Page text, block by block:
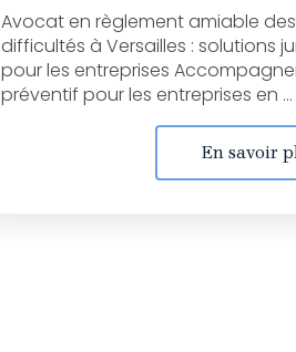
Avocat en règlement amiable des
difficultés à Versailles : solutions
pour les entreprises
préventif pour les entreprises en ...
En savoir